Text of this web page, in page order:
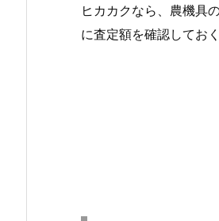
ヒカカクなら、農機具
に査定額を確認してお